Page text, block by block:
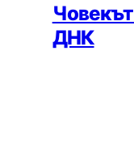
ДНК